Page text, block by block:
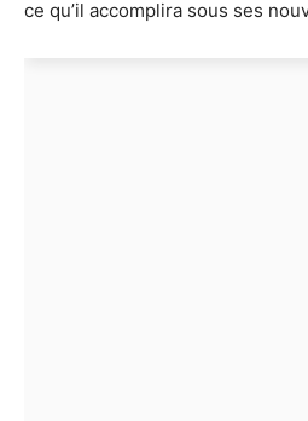
ce qu’il accomplira sous ses